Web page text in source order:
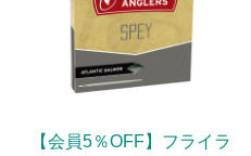
【会員5％OFF】フライラ